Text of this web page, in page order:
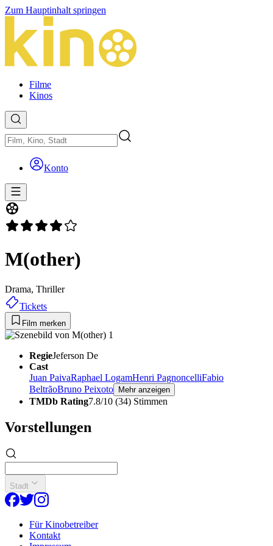
Zum Hauptinhalt springen
Filme
Kinos
Konto
M(other)
Drama, Thriller
Tickets
Film merken
RegieJeferson De
Cast
Juan PaivaRaphael LogamHenri PagnoncelliFabio
BeltrãoBruno Peixoto Mehr anzeigen
TMDb Rating7.8/10 (34) Stimmen
Vorstellungen
Stadt
Für Kinobetreiber
Kontakt